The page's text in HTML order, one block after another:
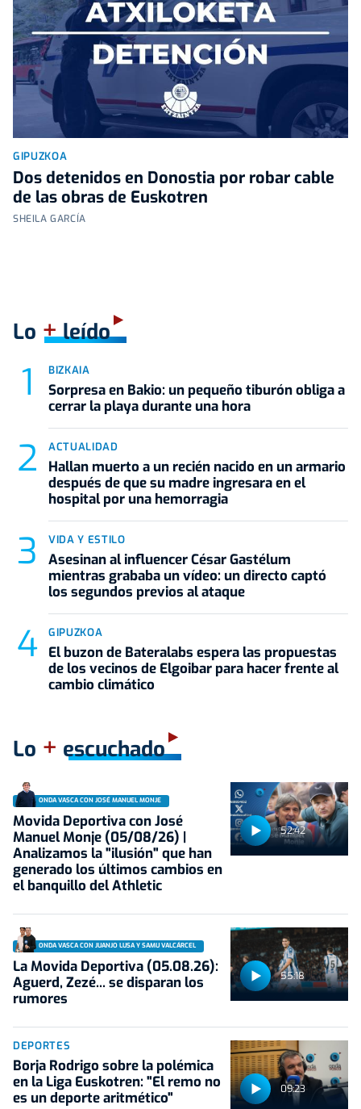
GIPUZKOA
Dos detenidos en Donostia por robar cable
de las obras de Euskotren
SHEILA GARCÍA
Lo +leído
BIZKAIA
Sorpresa en Bakio: un pequeño tiburón obliga a
cerrar la playa durante una hora
ACTUALIDAD
Hallan muerto a un recién nacido en un armario
después de que su madre ingresara en el
hospital por una hemorragia
VIDA Y ESTILO
Asesinan al influencer César Gastélum
mientras grababa un vídeo: un directo captó
los segundos previos al ataque
GIPUZKOA
El buzon de Bateralabs espera las propuestas
de los vecinos de Elgoibar para hacer frente al
cambio climático
Lo + escuchado
52:42
ONDA VASCA CON JOSÉ MANUEL MONJE
Movida Deportiva con José
Manuel Monje (05/08/26) |
Analizamos la "ilusión" que han
generado los últimos cambios en
el banquillo del Athletic
55:18
ONDA VASCA CON JUANJO LUSA Y SAMU VALCÁRCEL
La Movida Deportiva (05.08.26):
Aguerd, Zezé... se disparan los
rumores
09:23
DEPORTES
Borja Rodrigo sobre la polémica
en la Liga Euskotren: "El remo no
es un deporte aritmético"